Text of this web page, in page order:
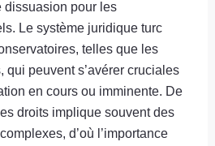
dissuasion pour les
Le système juridique turc
telles que les
qui peuvent s’avérer cruciales
en cours ou imminente. De
droits implique souvent des
d’où l’importance